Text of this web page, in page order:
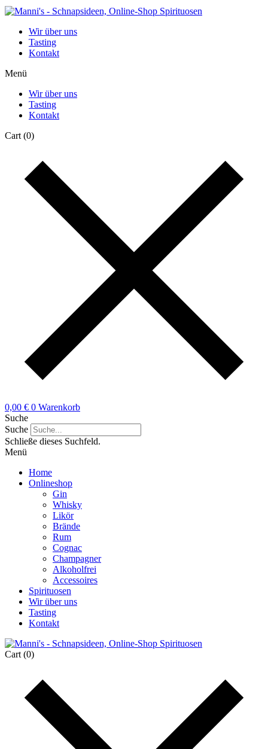
Wir über uns
Tasting
Kontakt
Menü
Wir über uns
Tasting
Kontakt
Cart (0)
0,00 € 0 Warenkorb
Suche
Suche
Schließe dieses Suchfeld.
Menü
Home
Onlineshop
Gin
Whisky
Likör
Brände
Rum
Cognac
Champagner
Alkoholfrei
Accessoires
Spirituosen
Wir über uns
Tasting
Kontakt
Cart (0)